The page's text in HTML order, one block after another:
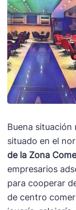
Buena situación
situado en el
de la Zona
empresarios
para cooperar
de centro